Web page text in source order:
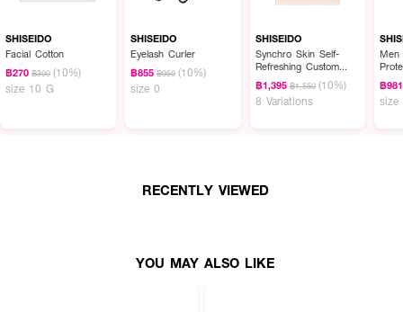
ผิว
· Smooth & Plump Skin ผิวดูเนียนนุ่ม อิ่มฟู และมีสุขภาพดี
· Antioxidant Protection ช่วยปกป้องผิวจากอนุมูลอิสระและมลภาวะ
· Paraben Free ปราศจากพาราเบน
SHISEIDO
Facial Cotton
฿270 ฿300 (10%)
size 10 G
SHISEIDO
Eyelash Curler
฿855 ฿950 (10%)
size 0
SHISEIDO
Synchro Skin Self-
Refreshing Custom
Finish Powder
Foundation (Refill)
฿1,395 ฿1,550 (10%)
8 Variations
Men
฿981
size
RECENTLY VIEWED
YOU MAY ALSO LIKE